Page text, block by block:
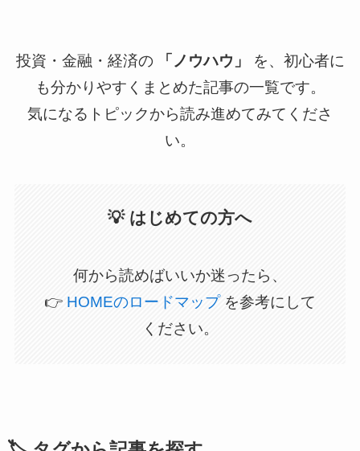
投資・金融・経済の 「ノウハウ」
を、初心者に
も分かりやすくまとめた記事の一覧です。
気になるトピックから読み進めてみてくださ
い。
💡 はじめての方へ
何から読めばいいか迷ったら、
👉 HOMEのロードマップを参考にして
ください。